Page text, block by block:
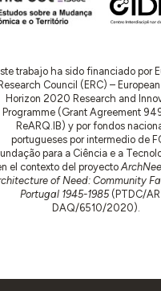
trabajo ha sido financiado por
Research Council (ERC) – European
Horizon 2020 Research and
Programme (Grant Agreement
ReARQ.IB) y por fondos
portugueses por intermedio de
para a Ciência e a
el contexto del proyecto
of Need: Community
Portugal 1945-1985(PTDC/
DAQ/6510/2020).